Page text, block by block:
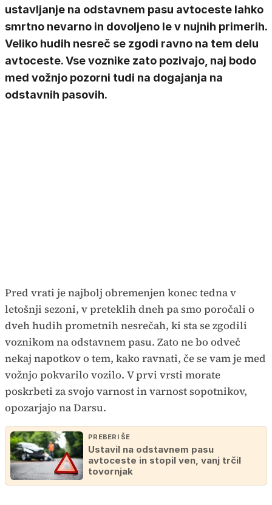
ustavljanje na odstavnem pasu avtoceste lahko
smrtno nevarno in dovoljeno le v nujnih primerih.
Veliko hudih nesreč se zgodi ravno na tem delu
avtoceste. Vse voznike zato pozivajo, naj bodo
med vožnjo pozorni tudi na dogajanja na
odstavnih pasovih.
Pred vrati je najbolj obremenjen konec tedna v
letošnji sezoni, v preteklih dneh pa smo poročali o
dveh hudih prometnih nesrečah, ki sta se zgodili
voznikom na odstavnem pasu. Zato ne bo odveč
nekaj napotkov o tem, kako ravnati, če se vam je med
vožnjo pokvarilo vozilo. V prvi vrsti morate
poskrbeti za svojo varnost in varnost sopotnikov,
opozarjajo na Darsu.
PREBERI ŠE
Ustavil na odstavnem pasu
avtoceste in stopil ven, vanj trčil
tovornjak